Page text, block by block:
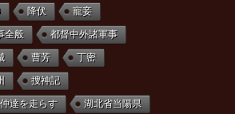
降伏 寵妾
全般 都督中外諸軍事
曹芳 丁密
捜神記
達を走らす 湖北省当陽県